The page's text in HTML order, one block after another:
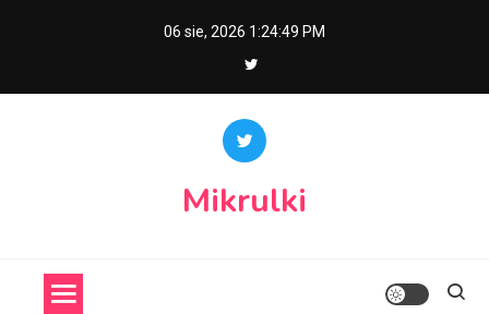
06 sie, 2026 1:24:50 PM
Mikrulki